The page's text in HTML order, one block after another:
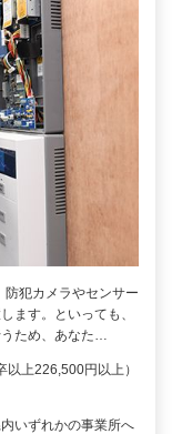
犯カメラやセンサー
ます。といっても、
ため、あなた…
上226,500円以上）
いずれかの事業所へ